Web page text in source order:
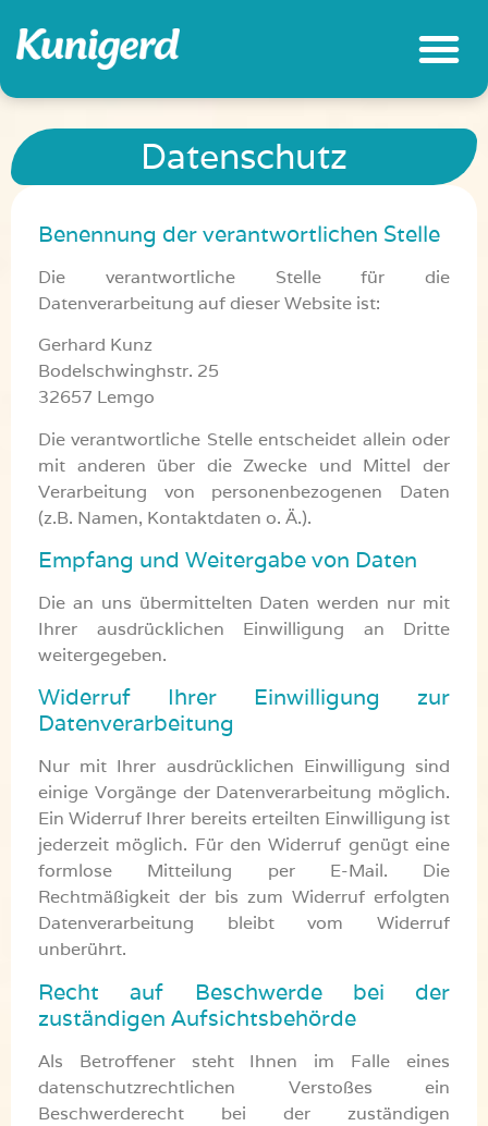
Datenschutz
Benennung der verantwortlichen Stelle
Die verantwortliche Stelle für die
Datenverarbeitung auf dieser Website ist:
Gerhard Kunz
Bodelschwinghstr. 25
32657 Lemgo
Die verantwortliche Stelle entscheidet allein oder
mit anderen über die Zwecke und Mittel der
Verarbeitung von personenbezogenen Daten
(z.B. Namen, Kontaktdaten o. Ä.).
Empfang und Weitergabe von Daten
Die an uns übermittelten Daten werden nur mit
Ihrer ausdrücklichen Einwilligung an Dritte
weitergegeben.
Widerruf Ihrer Einwilligung zur
Datenverarbeitung
Nur mit Ihrer ausdrücklichen Einwilligung sind
einige Vorgänge der Datenverarbeitung möglich.
Ein Widerruf Ihrer bereits erteilten Einwilligung ist
jederzeit möglich. Für den Widerruf genügt eine
formlose Mitteilung per E-Mail. Die
Rechtmäßigkeit der bis zum Widerruf erfolgten
Datenverarbeitung bleibt vom Widerruf
unberührt.
Recht auf Beschwerde bei der
zuständigen Aufsichtsbehörde
Als Betroffener steht Ihnen im Falle eines
datenschutzrechtlichen Verstoßes ein
Beschwerderecht bei der zuständigen